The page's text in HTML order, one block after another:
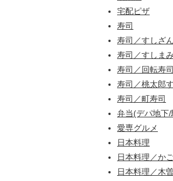
宅配ピザ
寿司
寿司／すしざ
寿司／すしま
寿司／回転寿司
寿司／桃太郎
寿司／町寿司
弁当(デパ地下/
愛専グルメ
日本料理
日本料理／か
日本料理／木